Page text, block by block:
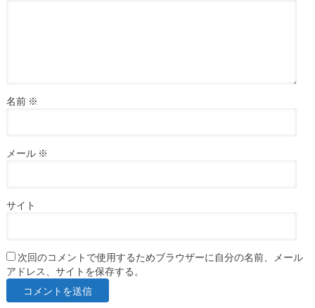
名前 ※
メール ※
サイト
次回のコメントで使用するためブラウザーに自分の名前、メール
アドレス、サイトを保存する。